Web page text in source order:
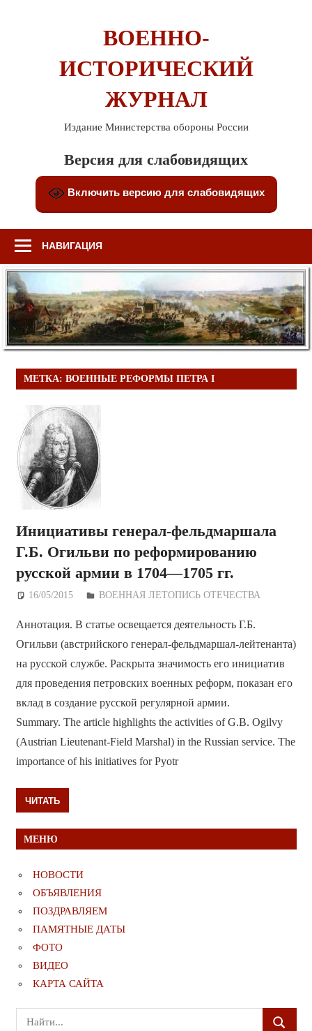
ВОЕННО-
ИСТОРИЧЕСКИЙ
ЖУРНАЛ
Издание Министерства обороны России
Версия для слабовидящих
Включить версию для слабовидящих
НАВИГАЦИЯ
МЕТКА: ВОЕННЫЕ РЕФОРМЫ ПЕТРА I
Инициативы генерал-фельдмаршала
Г.Б. Огильви по реформированию
русской армии в 1704—1705 гг.
16/05/2015 Дежурный по Редакции
ВОЕННАЯ ЛЕТОПИСЬ ОТЕЧЕСТВА
Аннотация. В статье освещается деятельность Г.Б.
Огильви (австрийского генерал-фельдмаршал-лейтенанта)
на русской службе. Раскрыта значимость его инициатив
для проведения петровских военных реформ, показан его
вклад в создание русской регулярной армии.
Summary. The article highlights the activities of G.B. Ogilvy
(Austrian Lieutenant-Field Marshal) in the Russian service. The
importance of his initiatives for Pyotr
ЧИТАТЬ
МЕНЮ
НОВОСТИ
ОБЪЯВЛЕНИЯ
ПОЗДРАВЛЯЕМ
ПАМЯТНЫЕ ДАТЫ
ФОТО
ВИДЕО
КАРТА САЙТА
Поиск